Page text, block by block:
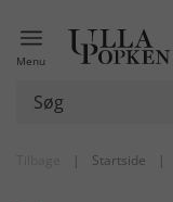
Menu
| Startside |